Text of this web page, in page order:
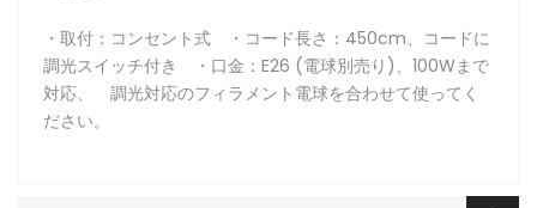
・取付：コンセント式 ・コード長さ：450cm、コードに
調光スイッチ付き ・口金：E26 (電球別売り)、100Wまで
対応、 調光対応のフィラメント電球を合わせて使ってく
ださい。